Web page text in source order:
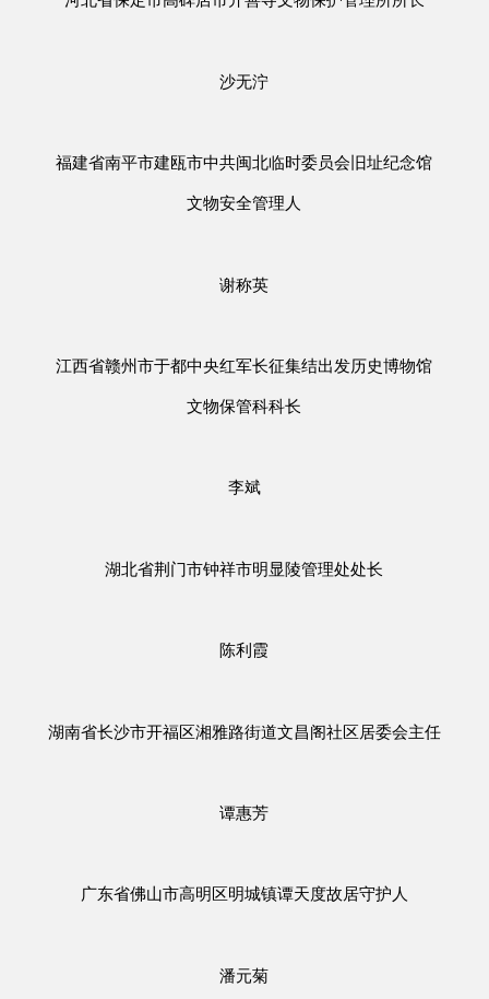
沙无泞
福建省南平市建瓯市中共闽北临时委员会旧址纪念馆
文物安全管理人
谢称英
江西省赣州市于都中央红军长征集结出发历史博物馆
文物保管科科长
李斌
湖北省荆门市钟祥市明显陵管理处处长
陈利霞
湖南省长沙市开福区湘雅路街道文昌阁社区居委会主任
谭惠芳
广东省佛山市高明区明城镇谭天度故居守护人
潘元菊